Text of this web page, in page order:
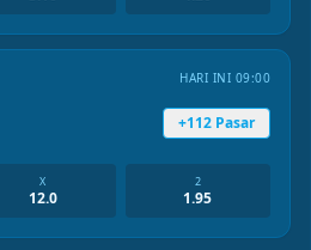
HARI INI 09:00
+112 Pasar
X
12.0
2
1.95